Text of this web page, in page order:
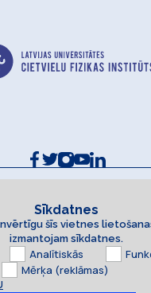
rekvizīti
paziņojums
Sīkdatnes
šīs vietnes
izmantojam sīkdatnes.
Analītiskās
Mērķa (reklāmas)